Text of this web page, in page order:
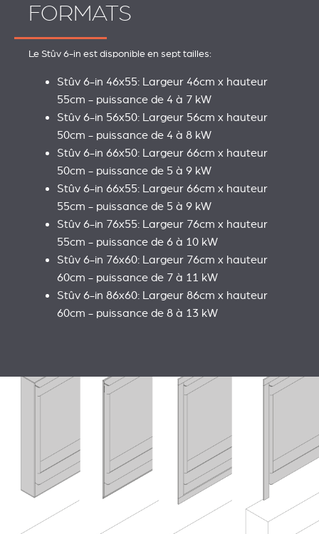
FORMATS
Le Stûv 6-in est disponible en sept tailles:
Stûv 6-in 46x55: Largeur 46cm x hauteur
55cm - puissance de 4 à 7 kW
Stûv 6-in 56x50: Largeur 56cm x hauteur
50cm - puissance de 4 à 8 kW
Stûv 6-in 66x50: Largeur 66cm x hauteur
50cm - puissance de 5 à 9 kW
Stûv 6-in 66x55: Largeur 66cm x hauteur
55cm - puissance de 5 à 9 kW
Stûv 6-in 76x55: Largeur 76cm x hauteur
55cm - puissance de 6 à 10 kW
Stûv 6-in 76x60: Largeur 76cm x hauteur
60cm - puissance de 7 à 11 kW
Stûv 6-in 86x60: Largeur 86cm x hauteur
60cm - puissance de 8 à 13 kW